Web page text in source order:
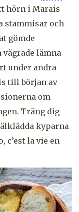
hörn i Marais
stammisar och
gömde
lämna
under andra
till början av
om
Träng dig
kyparna
c’est la vie en